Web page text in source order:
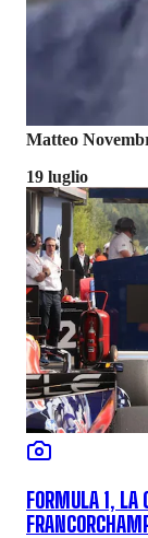
Matteo
19 luglio
FORMULA 1, LA